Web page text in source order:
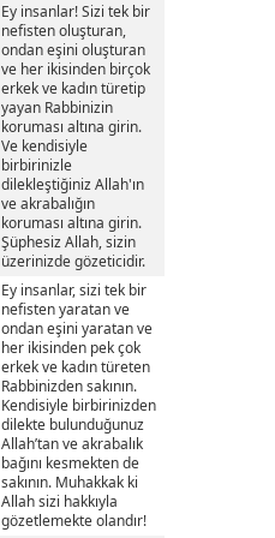
Ey insanlar! Sizi tek bir
nefisten oluşturan,
ondan eşini oluşturan
ve her ikisinden birçok
erkek ve kadın türetip
yayan Rabbinizin
koruması altına girin.
Ve kendisiyle
birbirinizle
dilekleştiğiniz Allah'ın
ve akrabalığın
koruması altına girin.
Şüphesiz Allah, sizin
üzerinizde gözeticidir.
Ey insanlar, sizi tek bir
nefisten yaratan ve
ondan eşini yaratan ve
her ikisinden pek çok
erkek ve kadın türeten
Rabbinizden sakının.
Kendisiyle birbirinizden
dilekte bulunduğunuz
Allah’tan ve akrabalık
bağını kesmekten de
sakının. Muhakkak ki
Allah sizi hakkıyla
gözetlemekte olandır!